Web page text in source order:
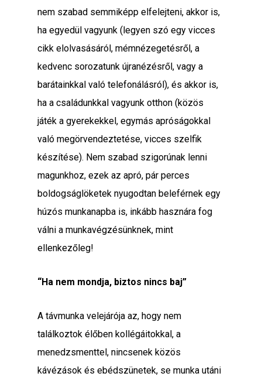
nem szabad semmiképp elfelejteni, akkor is,
ha egyedül vagyunk (legyen szó egy vicces
cikk elolvasásáról, mémnézegetésről, a
kedvenc sorozatunk újranézésről, vagy a
barátainkkal való telefonálásról), és akkor is,
ha a családunkkal vagyunk otthon (közös
játék a gyerekekkel, egymás apróságokkal
való megörvendeztetése, vicces szelfik
készítése). Nem szabad szigorúnak lenni
magunkhoz, ezek az apró, pár perces
boldogságlöketek nyugodtan beleférnek egy
húzós munkanapba is, inkább hasznára fog
válni a munkavégzésünknek, mint
ellenkezőleg!
“Ha nem mondja, biztos nincs baj”
A távmunka velejárója az, hogy nem
találkoztok élőben kollégáitokkal, a
menedzsmenttel, nincsenek közös
kávézások és ebédszünetek, se munka utáni